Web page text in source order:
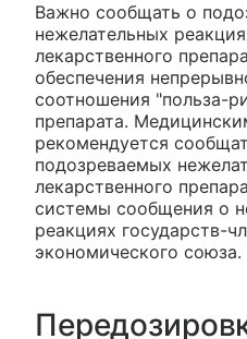
Важно сообщать о
нежелательных
лекарственного
обеспечения
соотношения "польза-
препарата.
рекомендуется
подозреваемых
лекарственного
системы сообщения о
реакциях государств-
экономического союза.